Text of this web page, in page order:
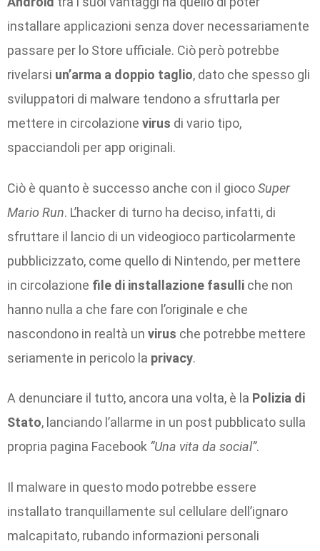
installare applicazioni senza dover necessariamente
passare per lo Store ufficiale. Ciò però potrebbe
rivelarsi un’arma a doppio taglio, dato che spesso gli
sviluppatori di malware tendono a sfruttarla per
mettere in circolazione virus di vario tipo,
spacciandoli per app originali.
Ciò è quanto è successo anche con il giocoSuper
Mario Run. L’hacker di turno ha deciso, infatti, di
sfruttare il lancio di un videogioco particolarmente
pubblicizzato, come quello di Nintendo, per mettere
in circolazione file di installazione fasulli che non
hanno nulla a che fare con l’originale e che
nascondono in realtà un virus che potrebbe mettere
seriamente in pericolo la privacy.
A denunciare il tutto, ancora una volta, è la Polizia di
Stato, lanciando l’allarme in un post pubblicato sulla
propria pagina Facebook “Una vita da social”.
Il malware in questo modo potrebbe essere
installato tranquillamente sul cellulare dell’ignaro
malcapitato, rubando informazioni personali